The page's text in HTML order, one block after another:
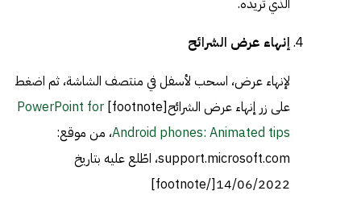
إنهاء عرض الشرائح
لإنهاء عرض، اسحب لأسفل في منتصف الشاشة، ثم اضغط
على زر إنهاء عرض الشرائح[footnote]
PowerPoint for
Android phones: Animated tips، من موقع:
support.microsoft.com، اطّلع عليه بتاريخ
14/06/2022[/footnote]